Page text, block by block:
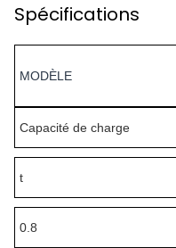
Spécifications
MODÈLE
Capacité de charge
t
0.8